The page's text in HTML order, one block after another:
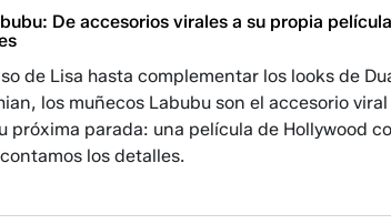
De accesorios virales a su propia
de Lisa hasta complementar los looks de
los muñecos Labubu son el accesorio viral
próxima parada: una película de Hollywood
los detalles.